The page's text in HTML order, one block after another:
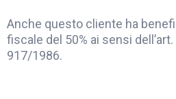
Anche questo cliente ha
fiscale del 50% ai sensi dell’art.
917/1986.